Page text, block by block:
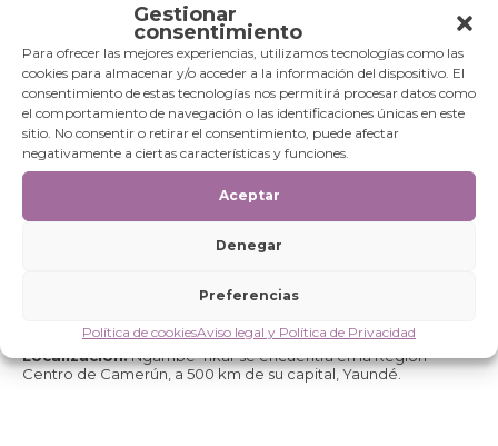
Gestionar
consentimiento
Para ofrecer las mejores experiencias, utilizamos tecnologías como las
cookies para almacenar y/o acceder a la información del dispositivo. El
consentimiento de estas tecnologías nos permitirá procesar datos como
el comportamiento de navegación o las identificaciones únicas en este
sitio. No consentir o retirar el consentimiento, puede afectar
negativamente a ciertas características y funciones.
Aceptar
Denegar
Preferencias
Política de cookiesAviso legal y Política de Privacidad
niños y niñas de la aldea. Desde entonces, la población de la
zona ha estado solicitando a las Misioneras la reapertura del
antiguo dispensario médico. A través de donaciones privadas
se ha conseguido rehabilitar la antigua construcción, se
dispone de personal cualificado y, actualmente, se está
acondicionando y equipando, y se ha reabierto el pasado 27
de noviembre. Para garantizar un buen funcionamiento es
necesario que el Centro sea autónomo en cuanto a la
instalación eléctrica. Gracias a un sistema de paneles solares
se podrá garantizar la luz en el Centro de Salud tanto de día
Periodo de ejecución:
Diciembre 2023 – febrero 2024
ISABEL MARTÍN: 6.900,00 EUR
Localización:Ngambe-Tikar se encuentra en la Región
Centro de Camerún, a 500 km de su capital, Yaundé.